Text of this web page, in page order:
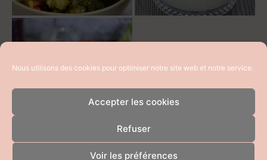
Nous utilisons des cookies pour optimiser notre site web et notre service.
Accepter les cookies
Refuser
Voir les préférences